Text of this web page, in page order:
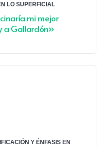
LO SUPERFICIAL
mi mejor
a Gallardón»
Y ÉNFASIS EN